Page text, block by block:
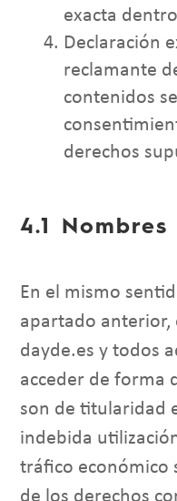
exacta
Declaración
reclamante
contenidos
derechos
4.1
En el mismo
apartado
dayde.es y todos
acceder de forma
son de titularidad
indebida
tráfico económico